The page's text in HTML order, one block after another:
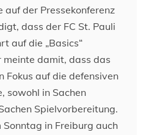
der Pressekonferenz
dass der FC St. Pauli
auf die „Basics“
meinte damit, dass das
Fokus auf die defensiven
sowohl in Sachen
Spielvorbereitung.
in Freiburg auch